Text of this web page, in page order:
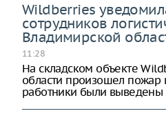
Wildberries
сотрудников
Владимирской
11:28
На складском объекте
области произошел пожар
работники были выведены